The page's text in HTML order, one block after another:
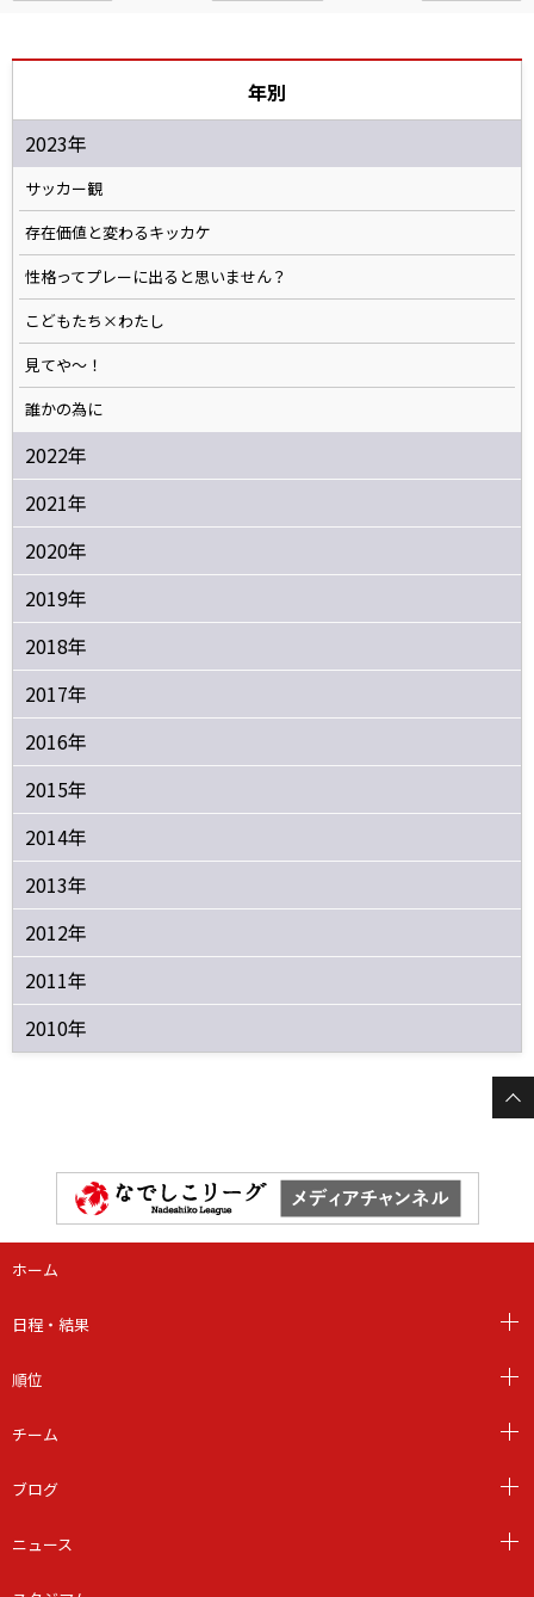
年別
2023年
サッカー観
存在価値と変わるキッカケ
性格ってプレーに出ると思いません？
こどもたち×わたし
見てや～！
誰かの為に
2022年
2021年
2020年
2019年
2018年
2017年
2016年
2015年
2014年
2013年
2012年
2011年
2010年
ホーム
日程・結果
順位
チーム
ブログ
ニュース